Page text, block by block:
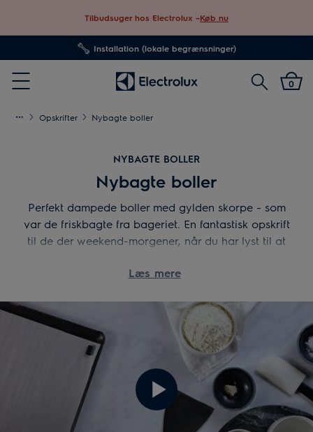
Tilbudsuger hos Electrolux –Køb nu
Installation (lokale begrænsninger)
Menu
Søg 0
Opskrifter Nybagte boller
NYBAGTE BOLLER
Nybagte boller
Perfekt dampede boller med gylden skorpe - som
var de friskbagte fra bageriet. En fantastisk opskrift
til de der weekend-morgener, når du har lyst til at
2 timer (inkl. hævetid)
Læs mere